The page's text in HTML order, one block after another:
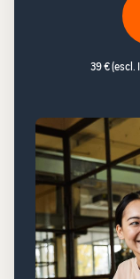
39 € (escl.